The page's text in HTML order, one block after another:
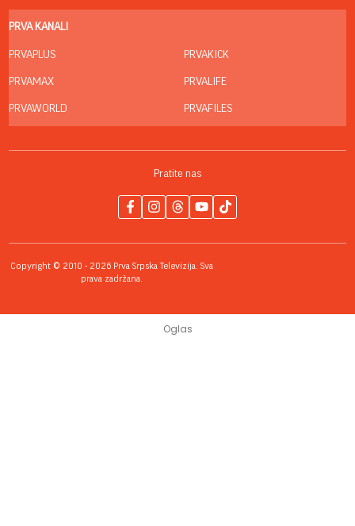
PRVA KANALI
PRVAPLUS
PRVAMAX
PRVAWORLD
PRVAKICK
PRVALIFE
PRVAFILES
Pratite nas
Copyright © 2010 - 2026 Prva Srpska Televizija. Sva
prava zadržana.